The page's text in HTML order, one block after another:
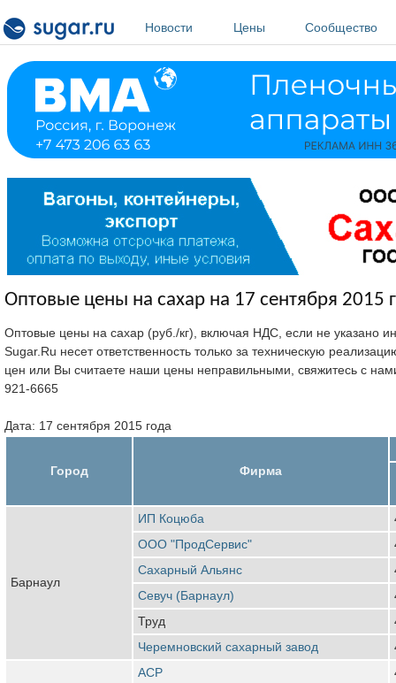
Новости
Цены Сообщество
Оптовые цены на сахар на 17 сентября 2015
Оптовые цены на сахар (руб./кг), включая НДС, если не указано
Sugar.Ru несет ответственность только за техническую
цен или Вы считаете наши цены неправильными, свяжитесь с
921-6665
Дата: 17 сентября 2015 года
Город Фирма
Барнаул
ИП Коцюба
ООО "ПродСервис"
Сахарный Альянс
Севуч (Барнаул)
Труд
Черемновский сахарный завод
АСР